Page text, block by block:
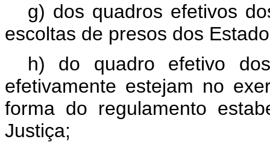
g) dos quadros efetivos
escoltas de presos dos
h) do quadro efetivo
efetivamente estejam no
forma do regulamento
Justiça;